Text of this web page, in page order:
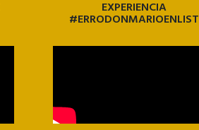
EXPERIENCIA
#ERRODONMARIOENLIST